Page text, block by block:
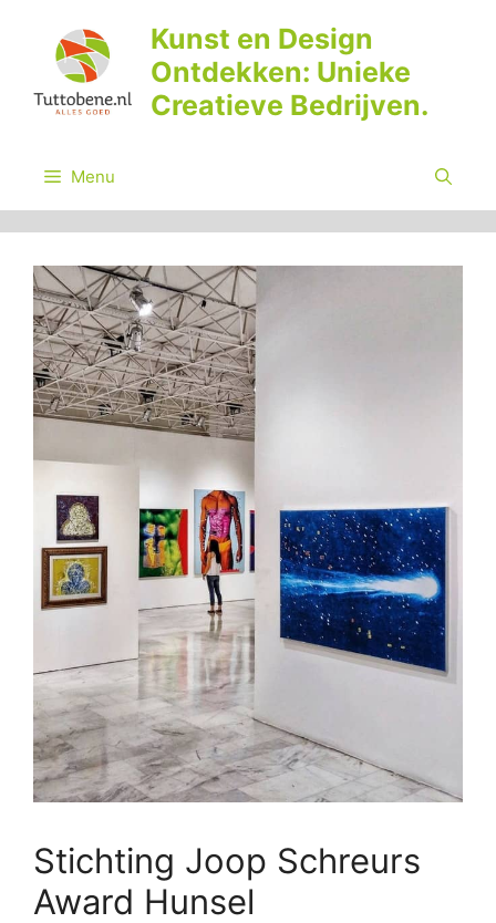
inhoud
Kunst en Design
Ontdekken: Unieke
Creatieve Bedrijven.
Menu
Stichting Joop Schreurs
Award Hunsel